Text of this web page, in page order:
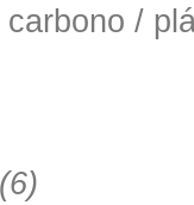
carbono /
(6)